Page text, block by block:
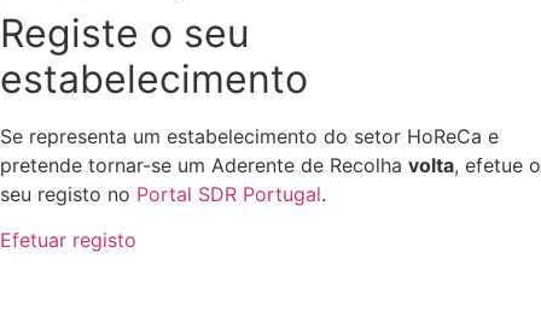
Registe o seu
estabelecimento
Se representa um estabelecimento do setor HoReCa e
pretende tornar-se um Aderente de Recolha volta, efetue o
seu registo no Portal SDR Portugal.
Efetuar registo